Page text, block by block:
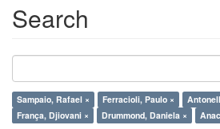
Search
Sampaio, Rafael × Ferracioli, Paulo ×
França, Djiovani ×
Drummond, Daniela ×